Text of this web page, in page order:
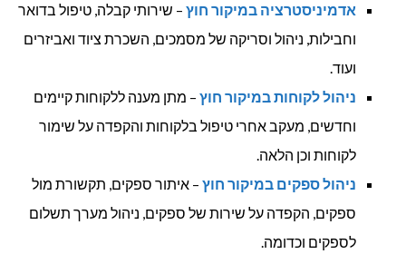
אדמיניסטרציה במיקור חוץ – שירותי קבלה, טיפול בדואר
וחבילות, ניהול וסריקה של מסמכים, השכרת ציוד ואביזרים
ועוד.
ניהול לקוחות במיקור חוץ – מתן מענה ללקוחות קיימים
וחדשים, מעקב אחרי טיפול בלקוחות והקפדה על שימור
לקוחות וכן הלאה.
ניהול ספקים במיקור חוץ – איתור ספקים, תקשורת מול
ספקים, הקפדה על שירות של ספקים, ניהול מערך תשלום
לספקים וכדומה.